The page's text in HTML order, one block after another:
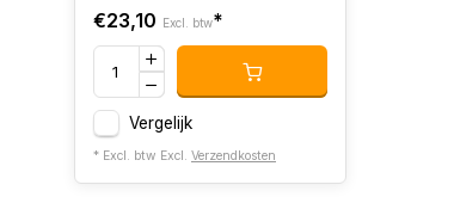
€23,10 Excl. btw*
Vergelijk
* Excl. btw Excl. Verzendkosten